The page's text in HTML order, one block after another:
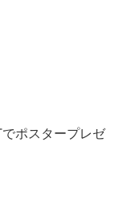
ポスタープレゼ